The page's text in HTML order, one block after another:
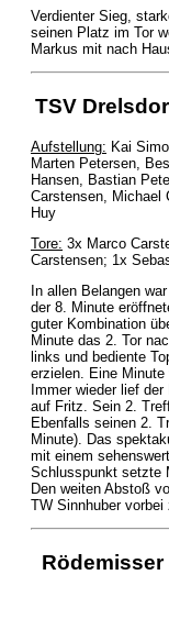
Verdienter Sieg,
seinen Platz im Tor
Markus mit nach
TSV
Aufstellung: Kai
Marten Petersen,
Hansen, Bastian
Carstensen, Michael
Huy
Tore: 3x Marco
Carstensen; 1x
In allen Belangen
der 8. Minute
guter Kombination
Minute das 2. Tor
links und bediente
erzielen. Eine
Immer wieder lief
auf Fritz. Sein 2.
Ebenfalls seinen 2.
Minute). Das
mit einem
Schlusspunkt setzte
Den weiten Abstoß
TW Sinnhuber vorbei
Rödemisser